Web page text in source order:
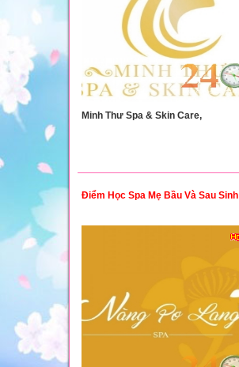
Minh Thư Spa & Skin Care,
Điểm Học Spa Mẹ Bầu Và Sau Sinh